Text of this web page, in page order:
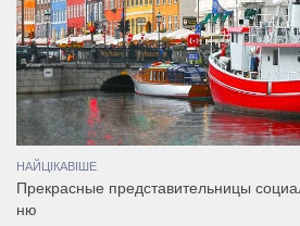
НАЙЦІКАВІШЕ
Прекрасные представительницы
ню